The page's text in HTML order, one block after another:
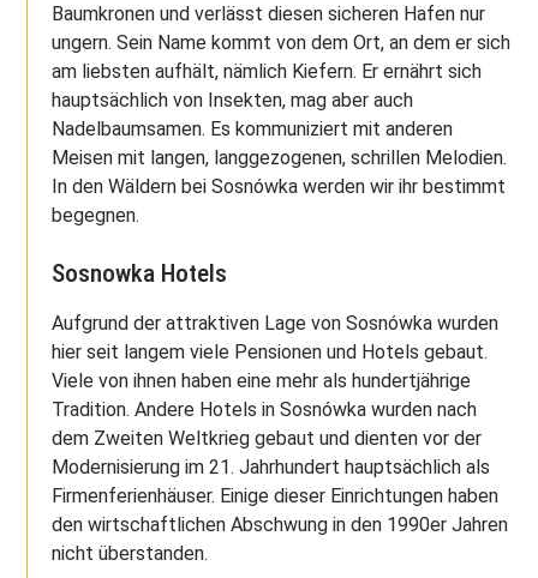
Baumkronen und verlässt diesen sicheren Hafen nur
ungern. Sein Name kommt von dem Ort, an dem er sich
am liebsten aufhält, nämlich Kiefern. Er ernährt sich
hauptsächlich von Insekten, mag aber auch
Nadelbaumsamen. Es kommuniziert mit anderen
Meisen mit langen, langgezogenen, schrillen Melodien.
In den Wäldern bei Sosnówka werden wir ihr bestimmt
begegnen.
Sosnowka Hotels
Aufgrund der attraktiven Lage von Sosnówka wurden
hier seit langem viele Pensionen und Hotels gebaut.
Viele von ihnen haben eine mehr als hundertjährige
Tradition. Andere Hotels in Sosnówka wurden nach
dem Zweiten Weltkrieg gebaut und dienten vor der
Modernisierung im 21. Jahrhundert hauptsächlich als
Firmenferienhäuser. Einige dieser Einrichtungen haben
den wirtschaftlichen Abschwung in den 1990er Jahren
nicht überstanden.